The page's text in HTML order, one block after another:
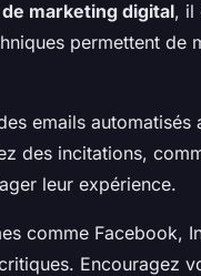
marketing digital, il
permettent de
emails automatisés
des incitations,
leur expérience.
comme Facebook,
Encouragez